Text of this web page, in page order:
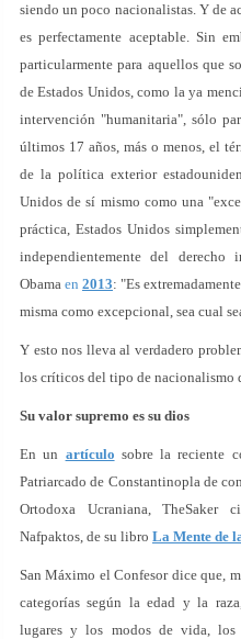
siendo un poco nacionalistas. Y de
es perfectamente aceptable. Sin
particularmente para aquellos que
de Estados Unidos, como la ya
intervención "humanitaria", sólo
últimos 17 años, más o menos, el
de la política exterior
Unidos de sí mismo como una
práctica, Estados Unidos
independientemente del
Obama en 2013: "Es
misma como excepcional, sea cual
Y esto nos lleva al verdadero
los críticos del tipo de nacionalismo
Su valor supremo es su dios
En un artículo sobre la reciente
Patriarcado de Constantinopla de
Ortodoxa Ucraniana, TheSaker
Nafpaktos, de su libro La Mente de
San Máximo el Confesor dice que,
categorías según la edad y la
lugares y los modos de vida, los